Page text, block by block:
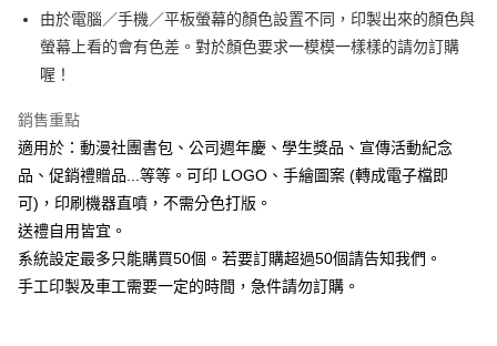
２．訂單成立數日內，您將收到繳費通知簡訊。
ATM／網路銀行／等多元方式進行付款，方視為交易完成。
※ 請注意：結帳手續完成當下不需立刻繳費，但若您需要取消訂單，請聯絡
後付繳納相關費用。
是否繳費成功／繳費後需取消欲退款等相關疑問，請聯繫「AFTEE先享後付
客戶支援中心」https://netprotections.freshdesk.com/support/home
【注意事項】
１．透過由恩沛科技股份有限公司提供之「AFTEE先享後付」服務完成之交
易，需依本服務之必要範圍內提供個人資料，並將交易相關給付款項請求債
２．關於個人資料處理事宜，請瀏覽以下網址：
每筆NT$65，滿NT$2,000(含以上)免運費
每筆NT$65，滿NT$2,000(含以上)免運費
宅配
每筆NT$180，滿NT$10,000(含以上)免運費
郵寄
由於電腦／手機／平板螢幕的顏色設置不同，印製出來的顏色與
螢幕上看的會有色差。對於顏色要求一模模一樣樣的請勿訂購
喔！
銷售重點
適用於：動漫社團書包、公司週年慶、學生獎品、宣傳活動紀念
品、促銷禮贈品...等等。可印 LOGO、手繪圖案 (轉成電子檔即
可)，印刷機器直噴，不需分色打版。
送禮自用皆宜。
系統設定最多只能購買50個。若要訂購超過50個請告知我們。
手工印製及車工需要一定的時間，急件請勿訂購。